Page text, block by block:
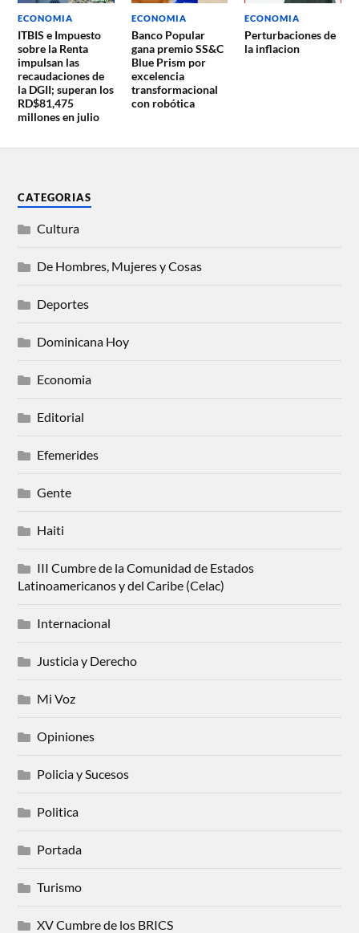
ECONOMIA
ITBIS e Impuesto
sobre la Renta
impulsan las
recaudaciones de
la DGII; superan los
RD$81,475
millones en julio
ECONOMIA
Banco Popular
gana premio SS&C
Blue Prism por
excelencia
transformacional
con robótica
ECONOMIA
Perturbaciones de
la inflacion
CATEGORIAS
Cultura
De Hombres, Mujeres y Cosas
Deportes
Dominicana Hoy
Economia
Editorial
Efemerides
Gente
Haiti
III Cumbre de la Comunidad de Estados
Latinoamericanos y del Caribe (Celac)
Internacional
Justicia y Derecho
Mi Voz
Opiniones
Policia y Sucesos
Politica
Portada
Turismo
XV Cumbre de los BRICS